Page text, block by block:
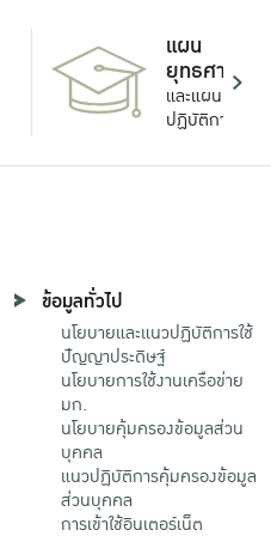
แผน
ยุทธศาสตร์
และแผน
ปฏิบัติการ
ข้อมูลทั่วไป
นโยบายและแนวปฏิบัติการใช้
ปัญญาประดิษฐ์
นโยบายการใช้งานเครือข่าย
มก.
นโยบายคุ้มครองข้อมูลส่วน
บุคคล
แนวปฏิบัติการคุ้มครองข้อมูล
ส่วนบุคคล
การเข้าใช้อินเตอร์เน็ต